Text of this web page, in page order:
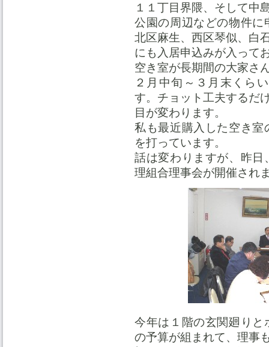
１１丁目界隈、そして中
公園の周辺などの物件
北区麻生、西区琴似、白
にも入居申込みが入って
空き室が長期間の大家さ
２月中旬～３月末くら
す。チョット工夫するだ
目が変わります。
私も最近購入した空き
を打っています。
話は変わりますが、昨
理組合理事会が開催され
今年は１階の玄関廻り
の予算が組まれて、理事